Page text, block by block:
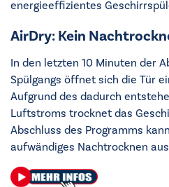
energieeffizientes
AirDry: Kein
In den letzten 10 Minuten der
Spülgangs öffnet sich die Tür
Aufgrund des dadurch
Luftstroms trocknet das
Abschluss des Programms
aufwändiges Nachtrocknen